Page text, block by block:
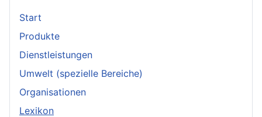
Start
Produkte
Dienstleistungen
Umwelt (spezielle Bereiche)
Organisationen
Lexikon